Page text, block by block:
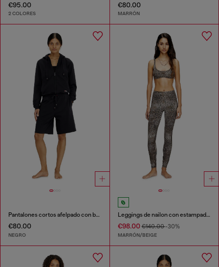
€95.00
2 COLORES
€80.00
MARRÓN
Pantalones cortos afelpado con bajos al corte
€80.00
NEGRO
Leggings de nailon con estampado de leopardo
€98.00€140.00-30%
MARRÓN/BEIGE